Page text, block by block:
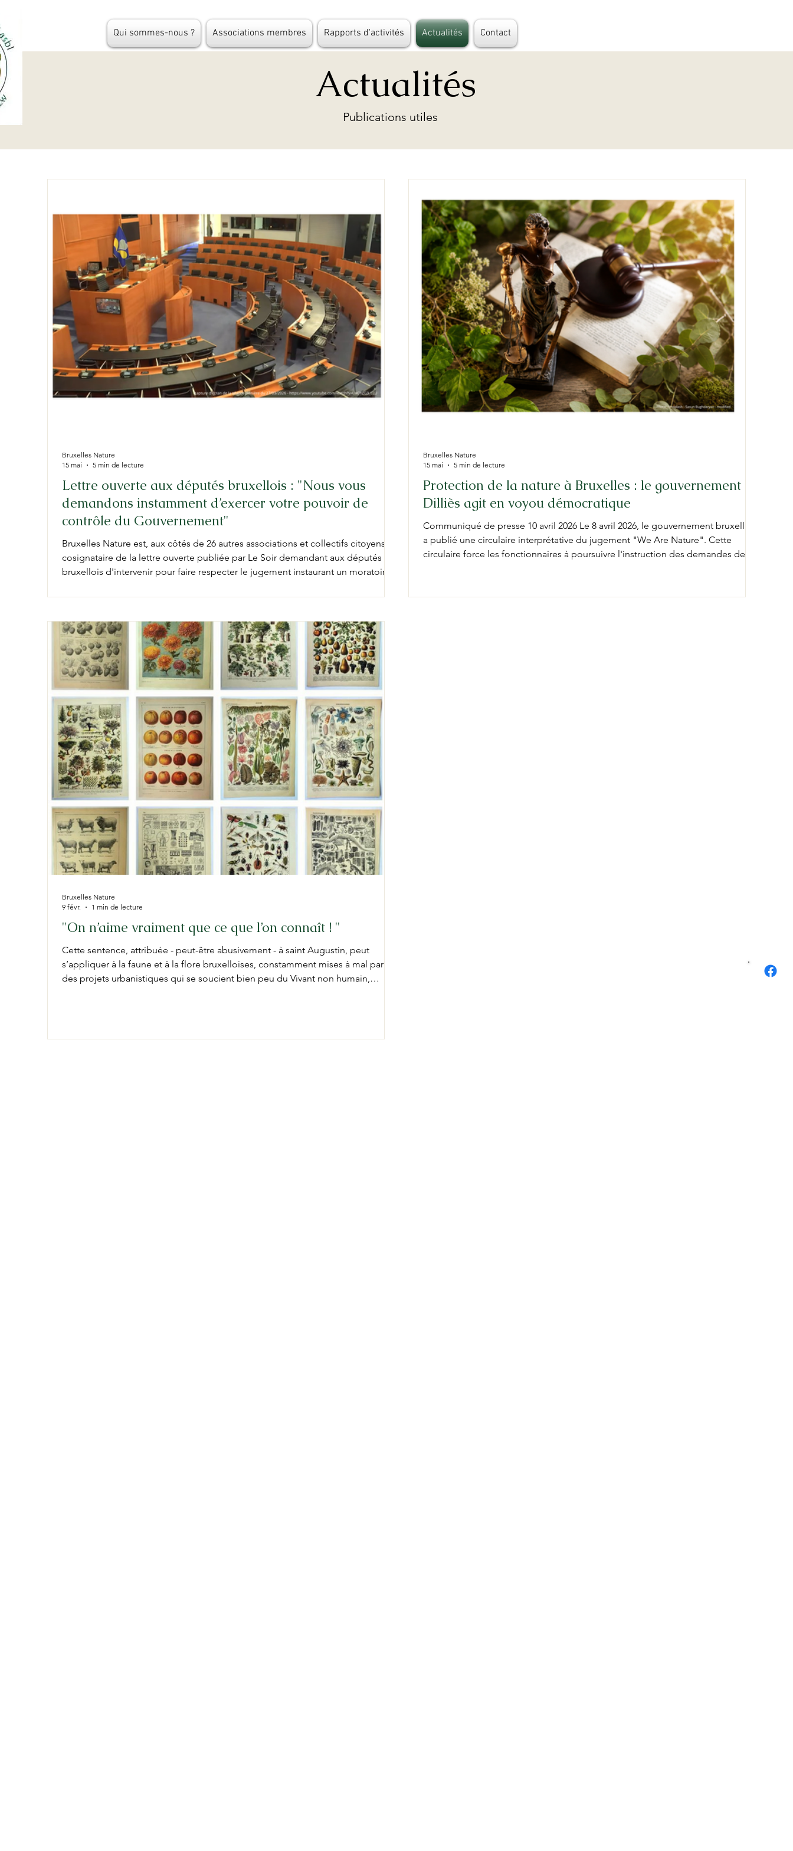
Qui sommes-nous ? Associations membres Rapports d'activités Actualités Contact
Actualités
Publications utiles
Lettre ouverte aux députés bruxellois : "Nous vous
demandons instamment d’exercer votre pouvoir de
contrôle du Gouvernement"
Bruxelles Nature est, aux côtés de 26 autres associations et collectifs citoyens,
cosignataire de la lettre ouverte publiée par Le Soir demandant aux députés
bruxellois d'intervenir pour faire respecter le jugement instaurant un moratoire
le Tribunal de première instance francophone de Bruxelles a prononcé un
climatique
Bruxelles Nature
15 mai
5 min de lecture
Protection de la nature à Bruxelles : le gouvernement
Dilliès agit en voyou démocratique
Communiqué de presse 10 avril 2026 Le 8 avril 2026, le gouvernement bruxellois
a publié une circulaire interprétative du jugement "We Are Nature". Cette
circulaire force les fonctionnaires à poursuivre l'instruction des demandes de
et agit comme un voyou démocratique. La circulaire du gouvernement sera
Bruxelles Nature
15 mai
5 min de lecture
"On n’aime vraiment que ce que l’on connaît ! "
Cette sentence, attribuée - peut-être abusivement - à saint Augustin, peut
s’appliquer à la faune et à la flore bruxelloises, constamment mises à mal par
des projets urbanistiques qui se soucient bien peu du Vivant non humain,
Bruxelles Nature
9 févr.
1 min de lecture